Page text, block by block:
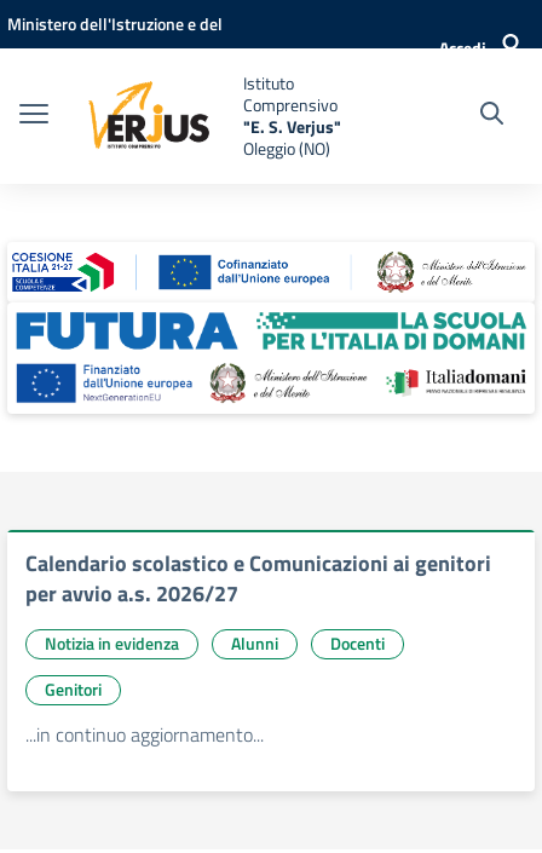
Vai ai contenuti
Vai al menu di navigazione
Vai al footer
Ministero dell'Istruzione e del
Accedi
Istituto
Comprensivo
"E. S. Verjus"
Oleggio (NO)
Calendario scolastico e Comunicazioni ai genitori
per avvio a.s. 2026/27
Notizia in evidenza Alunni
Docenti
Genitori
...in continuo aggiornamento...